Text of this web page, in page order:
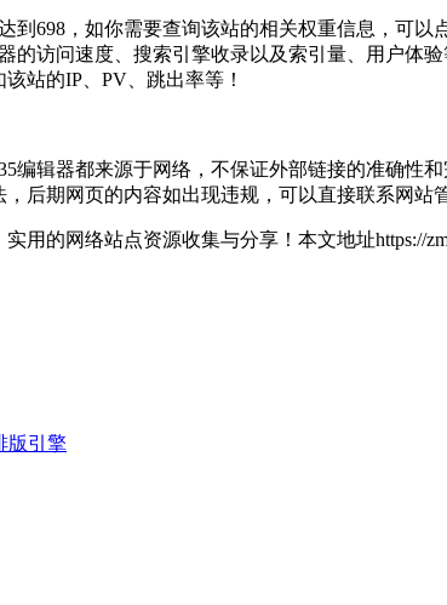
到698，如你需要查询该站的相关权重信息，可以
的访问速度、搜索引擎收录以及索引量、用户体
站的IP、PV、跳出率等！
编辑器都来源于网络，不保证外部链接的准确性
后期网页的内容如出现违规，可以直接联系网站
用的网络站点资源收集与分享！ 本文地址https://
版引擎